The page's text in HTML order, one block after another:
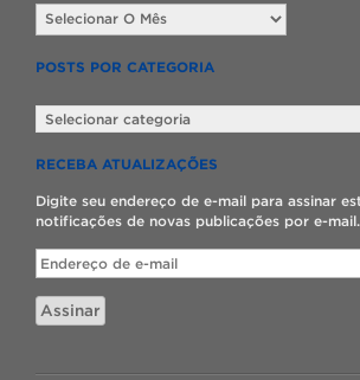
Posts
por
POSTS POR CATEGORIA
por
categoria
RECEBA ATUALIZAÇÕES
Digite seu endereço de e-mail para assinar
notificações de novas publicações por e-mail.
Endereço
de
e-
mail
Assinar